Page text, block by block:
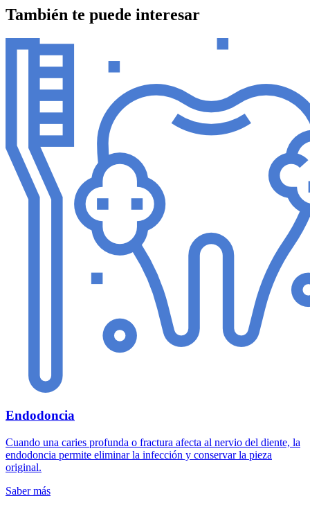
También te puede interesar
Endodoncia
Cuando una caries profunda o fractura afecta al nervio del diente, la
endodoncia permite eliminar la infección y conservar la pieza
original.
Saber más